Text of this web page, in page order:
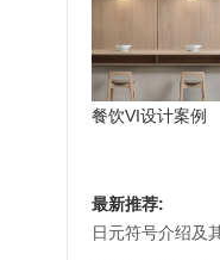
餐饮VI设计案例
最新推荐:
日元符号介绍及